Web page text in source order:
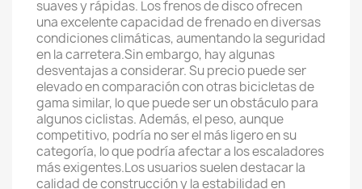
suaves y rápidas. Los frenos de disco ofrecen
una excelente capacidad de frenado en diversas
condiciones climáticas, aumentando la seguridad
en la carretera.Sin embargo, hay algunas
desventajas a considerar. Su precio puede ser
elevado en comparación con otras bicicletas de
gama similar, lo que puede ser un obstáculo para
algunos ciclistas. Además, el peso, aunque
competitivo, podría no ser el más ligero en su
categoría, lo que podría afectar a los escaladores
más exigentes.Los usuarios suelen destacar la
calidad de construcción y la estabilidad en